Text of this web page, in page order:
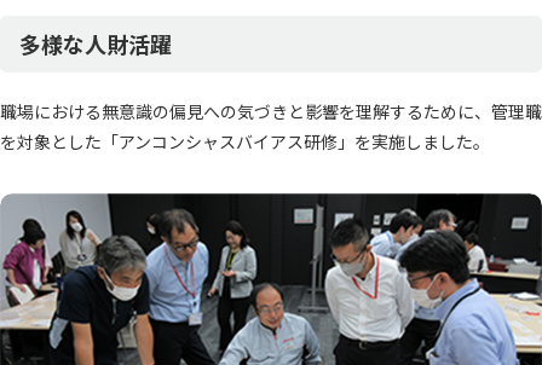
多様な人財活躍
職場における無意識の偏見への気づきと影響を理解するために、管理職
を対象とした「アンコンシャスバイアス研修」を実施しました。